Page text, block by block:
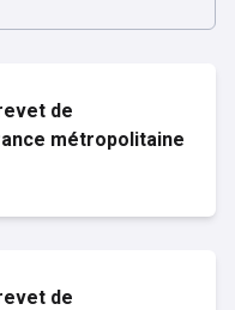
de
métropolitaine
de